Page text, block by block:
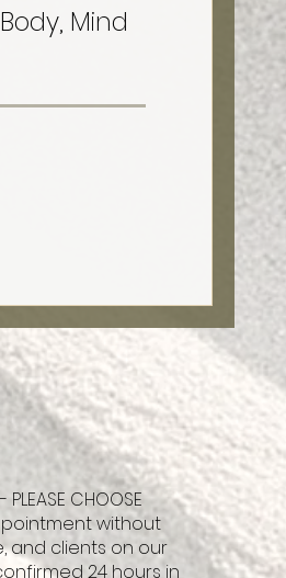
Mind
PLEASE CHOOSE
without
and clients on our
24 hours in